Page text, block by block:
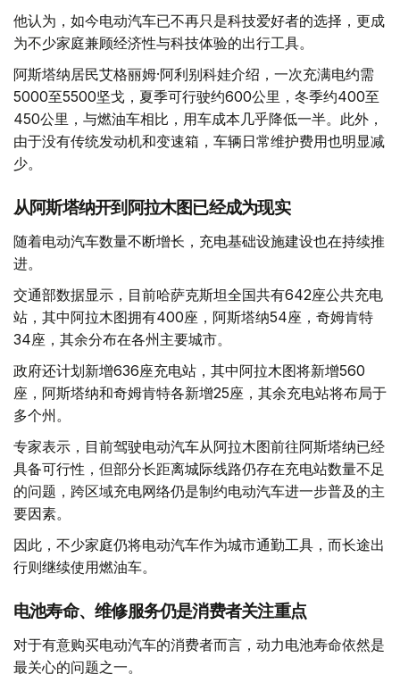
他认为，如今电动汽车已不再只是科技爱好者的选择，更成
为不少家庭兼顾经济性与科技体验的出行工具。
阿斯塔纳居民艾格丽姆·阿利别科娃介绍，一次充满电约需
5000至5500坚戈，夏季可行驶约600公里，冬季约400至
450公里，与燃油车相比，用车成本几乎降低一半。此外，
由于没有传统发动机和变速箱，车辆日常维护费用也明显减
少。
从阿斯塔纳开到阿拉木图已经成为现实
随着电动汽车数量不断增长，充电基础设施建设也在持续推
进。
交通部数据显示，目前哈萨克斯坦全国共有642座公共充电
站，其中阿拉木图拥有400座，阿斯塔纳54座，奇姆肯特
34座，其余分布在各州主要城市。
政府还计划新增636座充电站，其中阿拉木图将新增560
座，阿斯塔纳和奇姆肯特各新增25座，其余充电站将布局于
多个州。
专家表示，目前驾驶电动汽车从阿拉木图前往阿斯塔纳已经
具备可行性，但部分长距离城际线路仍存在充电站数量不足
的问题，跨区域充电网络仍是制约电动汽车进一步普及的主
要因素。
因此，不少家庭仍将电动汽车作为城市通勤工具，而长途出
行则继续使用燃油车。
电池寿命、维修服务仍是消费者关注重点
对于有意购买电动汽车的消费者而言，动力电池寿命依然是
最关心的问题之一。